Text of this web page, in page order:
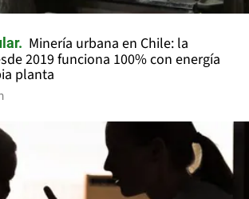
Minería urbana en Chile: la
2019 funciona 100% con energía
planta